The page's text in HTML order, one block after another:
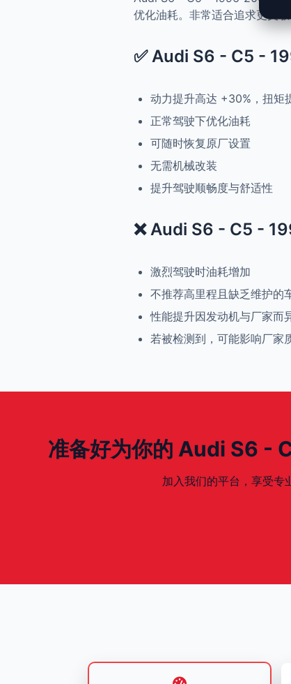
优化油耗。非常适合追求更灵
✅ Audi S6 - C5 -
动力提升高达 +30%，扭矩
正常驾驶下优化油耗
可随时恢复原厂设置
无需机械改装
提升驾驶顺畅度与舒适性
❌ Audi S6 - C5 -
激烈驾驶时油耗增加
不推荐高里程且缺乏维护的
性能提升因发动机与厂家而
若被检测到，可能影响厂家
准备好为你的 Audi S6 -
加入我们的平台，享受